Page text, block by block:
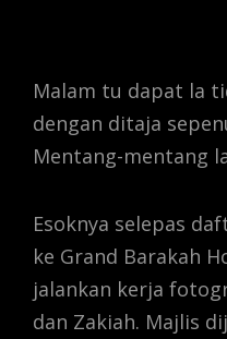
Malam tu dapat la
dengan ditaja
Mentang-mentang
Esoknya selepas
ke Grand Barakah
jalankan kerja
dan Zakiah. Majlis